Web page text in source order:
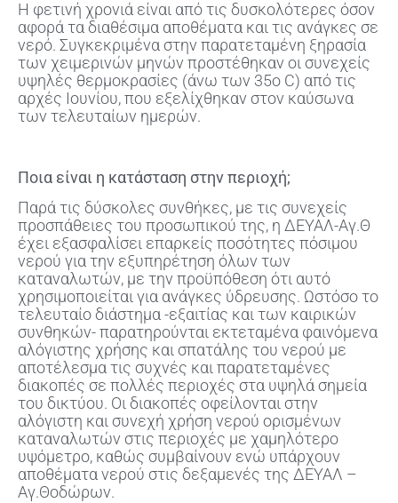
Η φετινή χρονιά είναι από τις δυσκολότερες όσον
αφορά τα διαθέσιμα αποθέματα και τις ανάγκες σε
νερό. Συγκεκριμένα στην παρατεταμένη ξηρασία
των χειμερινών μηνών προστέθηκαν οι συνεχείς
υψηλές θερμοκρασίες (άνω των 35ο C) από τις
αρχές Ιουνίου, που εξελίχθηκαν στον καύσωνα
των τελευταίων ημερών.
Ποια είναι η κατάσταση στην περιοχή;
Παρά τις δύσκολες συνθήκες, με τις συνεχείς
προσπάθειες του προσωπικού της, η ΔΕΥΑΛ-Αγ.Θ
έχει εξασφαλίσει επαρκείς ποσότητες πόσιμου
νερού για την εξυπηρέτηση όλων των
καταναλωτών, με την προϋπόθεση ότι αυτό
χρησιμοποιείται για ανάγκες ύδρευσης. Ωστόσο το
τελευταίο διάστημα -εξαιτίας και των καιρικών
συνθηκών- παρατηρούνται εκτεταμένα φαινόμενα
αλόγιστης χρήσης και σπατάλης του νερού με
αποτέλεσμα τις συχνές και παρατεταμένες
διακοπές σε πολλές περιοχές στα υψηλά σημεία
του δικτύου. Οι διακοπές οφείλονται στην
αλόγιστη και συνεχή χρήση νερού ορισμένων
καταναλωτών στις περιοχές με χαμηλότερο
υψόμετρο, καθώς συμβαίνουν ενώ υπάρχουν
αποθέματα νερού στις δεξαμενές της ΔΕΥΑΛ –
Αγ.Θοδώρων.